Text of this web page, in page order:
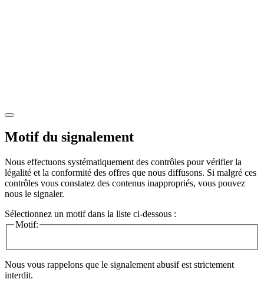
Motif du signalement
Nous effectuons systématiquement des contrôles pour vérifier la
légalité et la conformité des offres que nous diffusons. Si malgré ces
contrôles vous constatez des contenus inappropriés, vous pouvez
nous le signaler.
Sélectionnez un motif dans la liste ci-dessous :
Motif:
Nous vous rappelons que le signalement abusif est strictement
interdit.